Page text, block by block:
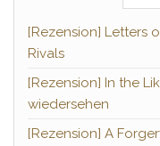
[Rezension] Letters
Rivals
[Rezension] In the
wiedersehen
[Rezension] A